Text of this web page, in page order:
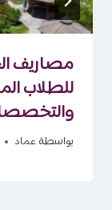
للطلاب
بواسطة عماد